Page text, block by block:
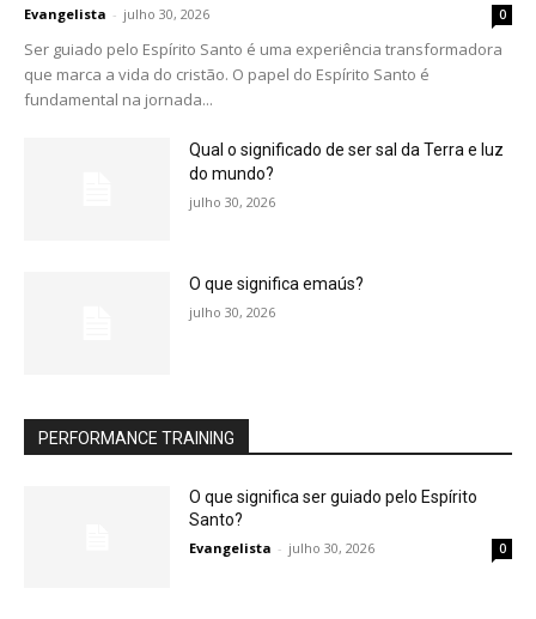
Evangelista - julho 30, 2026 0
Ser guiado pelo Espírito Santo é uma experiência transformadora
que marca a vida do cristão. O papel do Espírito Santo é
fundamental na jornada...
Qual o significado de ser sal da Terra e luz
do mundo?
julho 30, 2026
O que significa emaús?
julho 30, 2026
PERFORMANCE TRAINING
O que significa ser guiado pelo Espírito
Santo?
Evangelista - julho 30, 2026 0